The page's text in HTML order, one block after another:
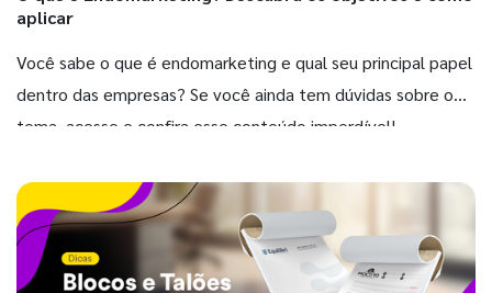
aplicar
Você sabe o que é endomarketing e qual seu principal papel
dentro das empresas? Se você ainda tem dúvidas sobre o
tema, acesse e confira esse conteúdo imperdível!